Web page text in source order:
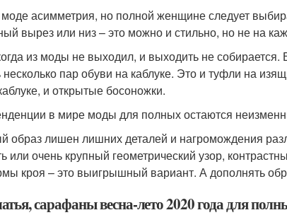
асимметрия, но полной женщине следует
вырез или низ – это можно и стильно, но не на
из моды не выходил, и выходить не
пар обуви на каблуке. Это и туфли на
и открытые босоножки.
в мире моды для полных остаются
образ лишен лишних деталей и нагромождения
или очень крупный геометрический узор,
кроя – это выигрышный вариант. А дополнять
сарафаны весна-лето 2020 года для